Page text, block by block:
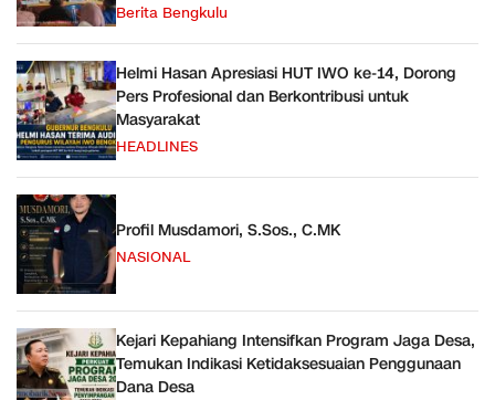
Berita Bengkulu
Helmi Hasan Apresiasi HUT IWO ke-14, Dorong
Pers Profesional dan Berkontribusi untuk
Masyarakat
HEADLINES
Profil Musdamori, S.Sos., C.MK
NASIONAL
Kejari Kepahiang Intensifkan Program Jaga Desa,
Temukan Indikasi Ketidaksesuaian Penggunaan
Dana Desa